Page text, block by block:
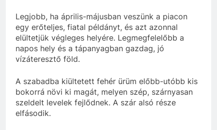
Legjobb, ha április-májusban veszünk a piacon
egy erőteljes, fiatal példányt, és azt azonnal
elültetjük végleges helyére. Legmegfelelőbb a
napos hely és a tápanyagban gazdag, jó
vízáteresztő föld.
A szabadba kiültetett fehér ürüm előbb-utóbb kis
bokorrá növi ki magát, melyen szép, szárnyasan
szeldelt levelek fejlődnek. A szár alsó része
elfásodik.